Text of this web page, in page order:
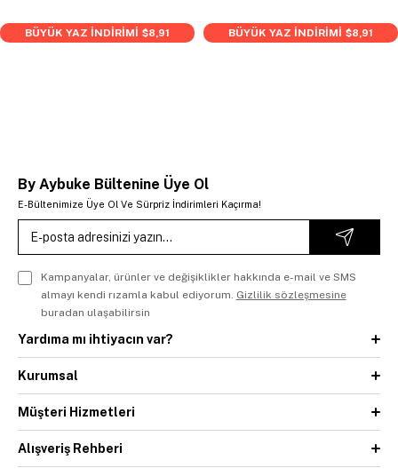
BÜYÜK YAZ İNDİRİMİ $8,91 BÜYÜK YAZ İNDİRİMİ $8,91
By Aybuke Bültenine Üye Ol
E-Bültenimize Üye Ol Ve Sürpriz İndirimleri Kaçırma!
Kampanyalar, ürünler ve değişiklikler hakkında e-mail ve SMS
almayı kendi rızamla kabul ediyorum. Gizlilik sözleşmesine
buradan ulaşabilirsin
Yardıma mı ihtiyacın var?
Kurumsal
Müşteri Hizmetleri
Alışveriş Rehberi